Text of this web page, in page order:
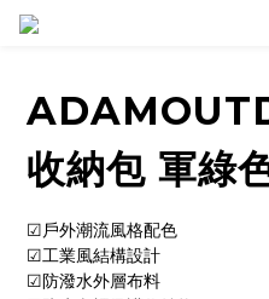
收納包 軍綠
☑戶外潮流風格配色
☑工業風結構設計
☑防潑水外層布料